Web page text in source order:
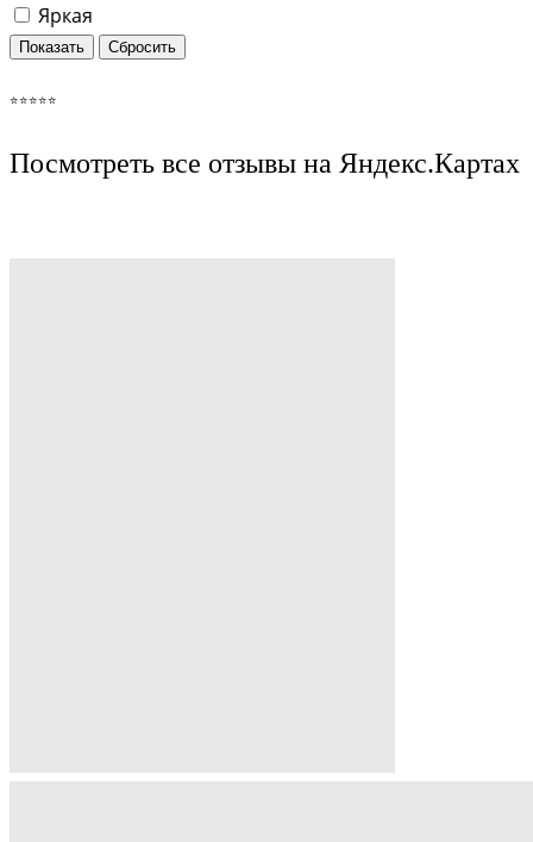
Яркая
⭐️⭐️⭐️⭐️⭐️
Посмотреть все отзывы на Яндекс.Картах